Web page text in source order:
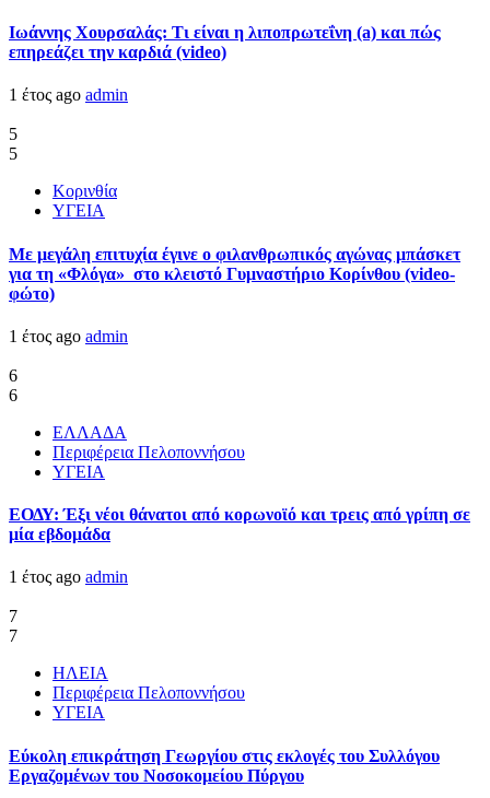
Ιωάννης Χουρσαλάς: Τι είναι η λιποπρωτεΐνη (a) και πώς
επηρεάζει την καρδιά (video)
1 έτος ago admin
5
5
Κορινθία
ΥΓΕΙΑ
Με μεγάλη επιτυχία έγινε ο φιλανθρωπικός αγώνας μπάσκετ
για τη «Φλόγα» στο κλειστό Γυμναστήριο Κορίνθου (video-
φώτο)
1 έτος ago admin
6
6
ΕΛΛΑΔΑ
Περιφέρεια Πελοποννήσου
ΥΓΕΙΑ
ΕΟΔΥ: Έξι νέοι θάνατοι από κορωνοϊό και τρεις από γρίπη σε
μία εβδομάδα
1 έτος ago admin
7
7
ΗΛΕΙΑ
Περιφέρεια Πελοποννήσου
ΥΓΕΙΑ
Εύκολη επικράτηση Γεωργίου στις εκλογές του Συλλόγου
Εργαζομένων του Νοσοκομείου Πύργου